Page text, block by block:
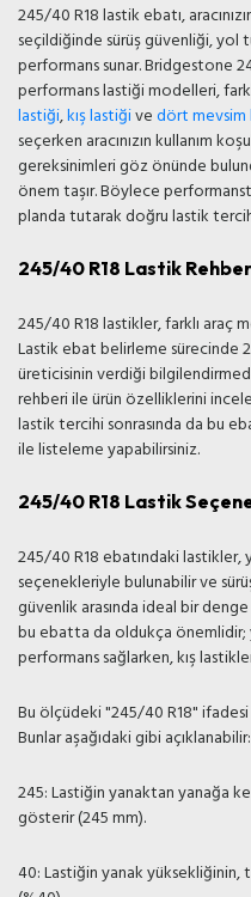
245/40 R18 lastik ebatı,
seçildiğinde sürüş güvenliği, yol
performans sunar. Bridgestone
performans lastiği modelleri,
lastiği,kış lastiğivedört mevsim
seçerken aracınızın kullanım
gereksinimleri göz önünde
önem taşır. Böylece
planda tutarak doğru lastik
245/40 R18 Lastik
245/40 R18 lastikler, farklı araç
Lastik ebat belirleme sürecinde
üreticisinin verdiği
rehberi ile ürün özelliklerini
lastik tercihi sonrasında da bu
ile listeleme yapabilirsiniz.
245/40 R18 Lastik
245/40 R18 ebatındaki lastikler,
seçenekleriyle bulunabilir ve
güvenlik arasında ideal bir
bu ebatta da oldukça önemlidir;
performans sağlarken, kış
Bu ölçüdeki "245/40 R18"
Bunlar aşağıdaki gibi açıklanabilir:
245: Lastiğin yanaktan yanağa
gösterir (245 mm).
40: Lastiğin yanak yüksekliğinin,